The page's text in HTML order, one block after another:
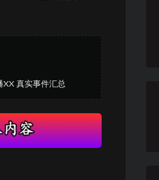
XX 真实事件汇总